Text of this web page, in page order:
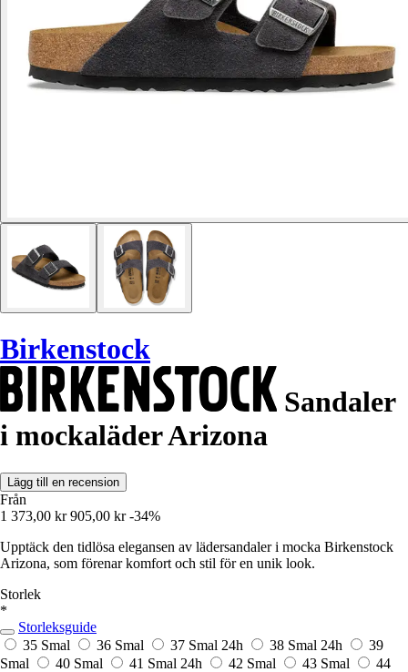
Birkenstock
Sandaler
i mockaläder Arizona
Lägg till en recension
Från
1 373,00 kr 905,00 kr -34%
Upptäck den tidlösa elegansen av lädersandaler i mocka Birkenstock
Arizona, som förenar komfort och stil för en unik look.
Storlek
*
Storleksguide
35 Smal
36 Smal 37 Smal 24h 38 Smal 24h
39
Smal
40 Smal 41 Smal 24h 42 Smal 43 Smal
44